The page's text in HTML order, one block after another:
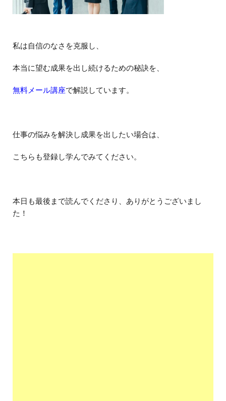
私は自信のなさを克服し、
本当に望む成果を出し続けるための秘訣を、
無料メール講座で解説しています。
仕事の悩みを解決し成果を出したい場合は、
こちらも登録し学んでみてください。
本日も最後まで読んでくださり、ありがとうございまし
た！